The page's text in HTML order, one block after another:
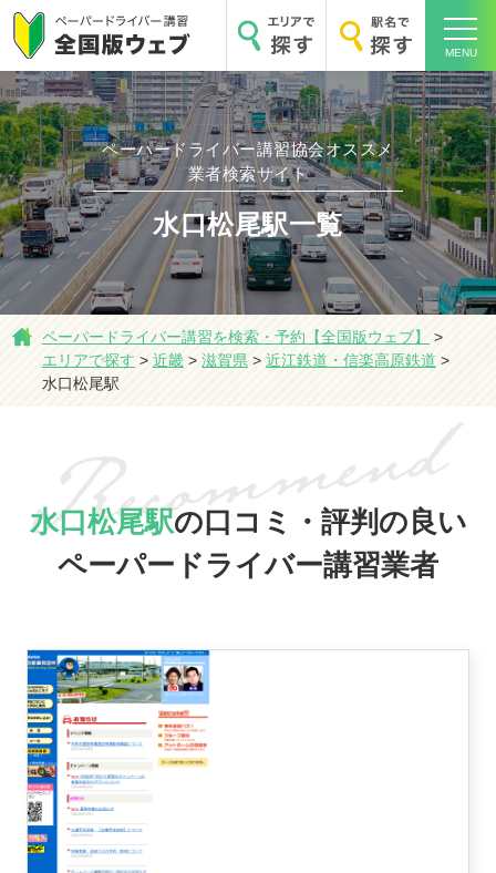
MENU
ホーム
エリアで探す
おすすめ業者
講習トピックス
ペーパードライバー講習協会オススメ
業者検索サイト
水口松尾駅一覧
ペーパードライバー講習を検索・予約【全国版ウェブ】
>
エリアで探す > 近畿 > 滋賀県 > 近江鉄道・信楽高原鉄道 >
水口松尾駅
水口松尾駅の口コミ・評判の良い
ペーパードライバー講習業者